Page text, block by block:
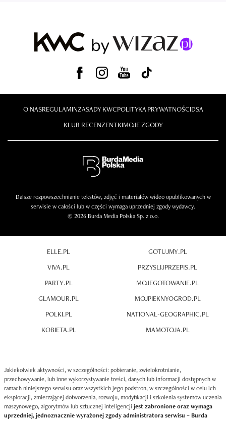
O NASREGULAMINZASADY KWCPOLITYKA PRYWATNOŚCIDSA
KLUB RECENZENTKIMOJE ZGODY
Dalsze rozpowszechnianie tekstów, zdjęć i materiałów wideo opublikowanych w
serwisie w całości lub w części wymaga uprzedniej zgody wydawcy.
© 2026 Burda Media Polska Sp. z o.o.
ELLE.PL
VIVA.PL
PARTY.PL
GLAMOUR.PL
POLKI.PL
KOBIETA.PL
GOTUJMY.PL
PRZYSLIJPRZEPIS.PL
MOJEGOTOWANIE.PL
MOJPIEKNYOGROD.PL
NATIONAL-GEOGRAPHIC.PL
MAMOTOJA.PL
Jakiekolwiek aktywności, w szczególności: pobieranie, zwielokrotnianie,
przechowywanie, lub inne wykorzystywanie treści, danych lub informacji dostępnych w
ramach niniejszego serwisu oraz wszystkich jego podstron, w szczególności w celu ich
eksploracji, zmierzającej dotworzenia, rozwoju, modyfikacji i szkolenia systemów uczenia
maszynowego, algorytmów lub sztucznej inteligencji jest zabronione oraz wymaga
uprzedniej, jednoznacznie wyrażonej zgody administratora serwisu – Burda